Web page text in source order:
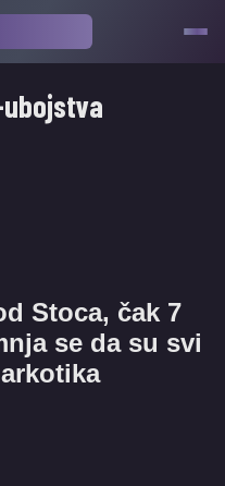
Stoca, čak 7
se da su svi